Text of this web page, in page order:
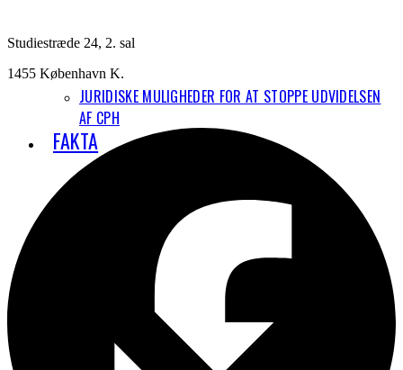
JURIDISKE MULIGHEDER FOR AT STOPPE UDVIDELSEN
AF CPH
FAKTA
Studiestræde 24, 2. sal
1455 København K.